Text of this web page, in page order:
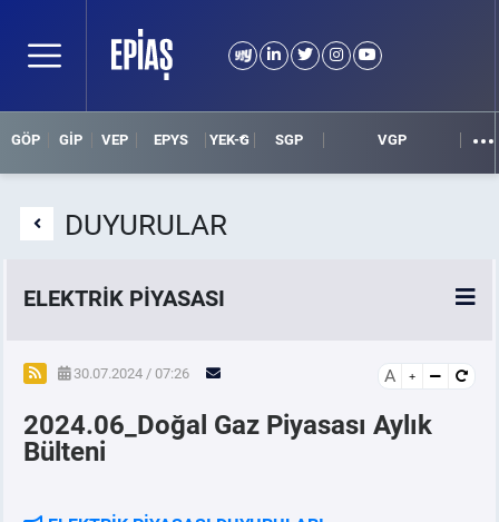
GÖP GİP VEP EPYS YEK-G SGP VGP
DUYURULAR
ELEKTRİK PİYASASI
SPOT ELEKTRİK PİYASALARI
ÖRNEK FİNANS BELGELERİ
30.07.2024 / 07:26 A
2024.06_Doğal Gaz Piyasası Aylık
Bülteni